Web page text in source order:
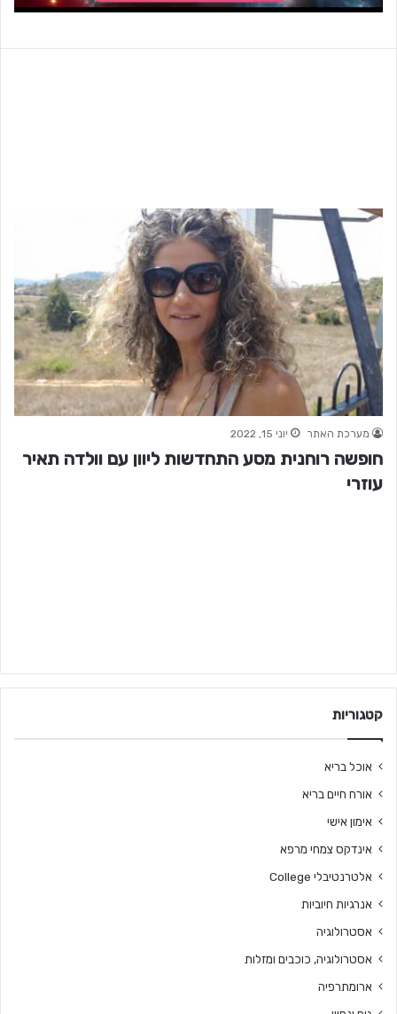
מערכת האתר יוני 15, 2022
חופשה רוחנית מסע התחדשות ליוון עם וולדה תאיר
עוזרי
קטגוריות
אוכל בריא
אורח חיים בריא
אימון אישי
אינדקס צמחי מרפא
אלטרנטיבלי College
אנרגיות חיוביות
אסטרולוגיה
אסטרולוגיה, כוכבים ומזלות
ארומתרפיה